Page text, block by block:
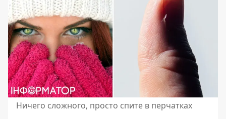
Ничего сложного, просто спите в перчатках